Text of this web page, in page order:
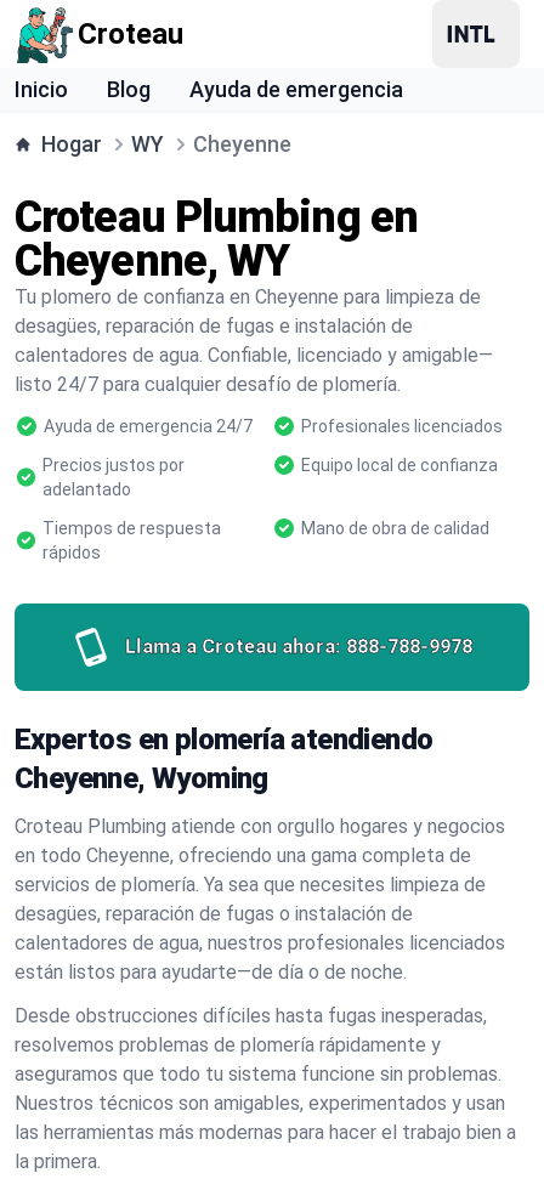
Croteau
Inicio Blog Ayuda de emergencia
Hogar WY Cheyenne
Croteau Plumbing en
Cheyenne, WY
Tu plomero de confianza en Cheyenne para limpieza de
desagües, reparación de fugas e instalación de
calentadores de agua. Confiable, licenciado y amigable—
listo 24/7 para cualquier desafío de plomería.
Ayuda de emergencia 24/7
Profesionales licenciados
Precios justos por
adelantado
Equipo local de confianza
Tiempos de respuesta
rápidos
Mano de obra de calidad
Llama a Croteau ahora: 888-788-9978
Expertos en plomería atendiendo
Cheyenne, Wyoming
Croteau Plumbing atiende con orgullo hogares y negocios
en todo Cheyenne, ofreciendo una gama completa de
servicios de plomería. Ya sea que necesites limpieza de
desagües, reparación de fugas o instalación de
calentadores de agua, nuestros profesionales licenciados
están listos para ayudarte—de día o de noche.
Desde obstrucciones difíciles hasta fugas inesperadas,
resolvemos problemas de plomería rápidamente y
aseguramos que todo tu sistema funcione sin problemas.
Nuestros técnicos son amigables, experimentados y usan
las herramientas más modernas para hacer el trabajo bien a
la primera.